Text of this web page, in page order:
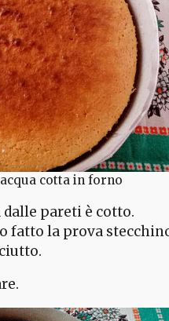
cotta in forno
dalle pareti è cotto.
fatto la prova